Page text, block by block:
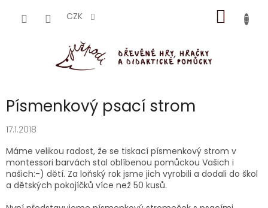
CZK
KOŠÍK
Písmenkový psací strom
17.1.2018
Máme velikou radost, že se tiskací písmenkový strom v
montessori barvách stal oblíbenou pomůckou Vašich i
našich:-) dětí. Za loňský rok jsme jich vyrobili a dodali do škol
a dětských pokojíčků více než 50 kusů.